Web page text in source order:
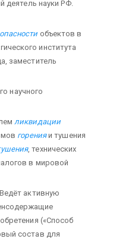
деятель науки РФ.
объектов в
института
заместитель
научного
ликвидации
горенияи тушения
, технических
в мировой
активную
(«Способ
состав для